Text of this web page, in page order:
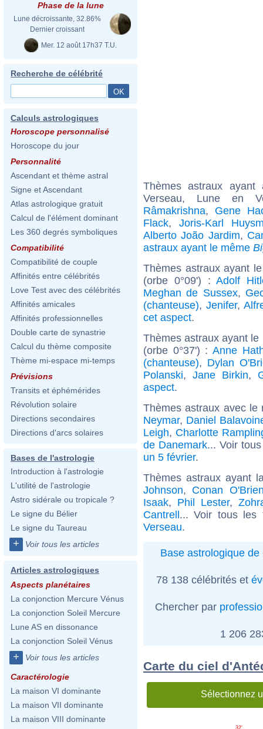
Phase de la lune
Lune décroissante, 32.86%
Dernier croissant
Mer. 12 août 17h37 T.U.
Recherche de célébrité
Calculs astrologiques
Horoscope personnalisé
Horoscope du jour
Personnalité
Ascendant et thème astral
Signe et Ascendant
Atlas astrologique gratuit
Calcul de l'élément dominant
Les 360 degrés symboliques
Compatibilité
Compatibilité de couple
Affinités entre célébrités
Love Test avec des célébrités
Affinités amicales
Affinités professionnelles
Double carte de synastrie
Calcul du thème composite
Thème mi-espace mi-temps
Prévisions
Transits et éphémérides
Révolution solaire
Directions secondaires
Directions d'arcs solaires
Bases de l'astrologie
Introduction à l'astrologie
L'utilité de l'astrologie
Astro sidérale ou tropicale ?
Le signe du Bélier
Le signe du Taureau
+ Voir tous les articles
Articles astrologiques
Aspects planétaires
La conjonction Mercure Vénus
La conjonction Soleil Mercure
Lune AS en dissonance
La conjonction Soleil Vénus
+ Voir tous les articles
Caractérologie
La maison VI dominante
La maison VII dominante
La maison VIII dominante
Thèmes astraux
Verseau, Lune en
Râmakrishna, Gene
Flack,Joris-Karl
Alberto João Jardim,
astraux ayant le même
Thèmes astraux ayant
(orbe 0°09') :Adolf
Meghan de Sussex,
(chanteuse),Jenifer,
cet aspect.
Thèmes astraux ayant
(orbe 0°37') :Anne
(chanteuse), Dylan
Polanski, Jane Birkin,
aspect.
Thèmes astraux avec
Neymar, Daniel
Leigh, Charlotte
de Danemark... Voir
un 5 février.
Thèmes astraux ayant
Johnson, Conan
Isaak, Phil Lester,
Cantrell... Voir tous les
Verseau.
Base astrologique de
78 138 célébrités et
Chercher par
1 206
Carte du ciel
Sélectionnez
32'